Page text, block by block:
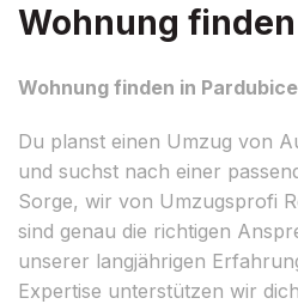
Wohnung
Wohnung finden in Pardubice
Du planst einen Umzug von
und suchst nach einer
Sorge, wir von Umzugsprofi
sind genau die richtigen
unserer langjährigen
Expertise unterstützen wir